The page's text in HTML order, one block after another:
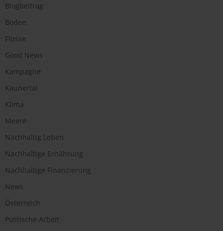
Blogbeitrag
Boden
Flüsse
Good News
Kampagne
Kaunertal
Klima
Meere
Nachhaltig Leben
Nachhaltige Ernährung
Nachhaltige Finanzierung
News
Österreich
Politische Arbeit